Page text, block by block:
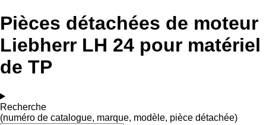
Pièces détachées de moteur
Liebherr LH 24 pour matériel
de TP
Recherche
(numéro de catalogue, marque, modèle, pièce détachée)